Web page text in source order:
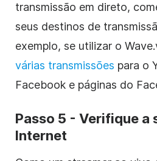
transmissão em direto,
seus destinos de
exemplo, se utilizar o
várias transmissões para o
Facebook e páginas do
Passo 5 - Verifique a
Internet